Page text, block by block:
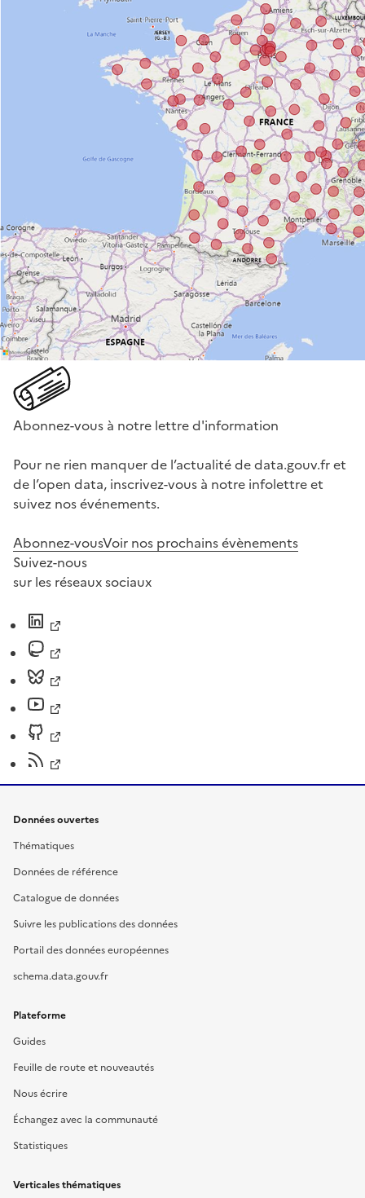
Abonnez-vous à notre lettre d'information
Pour ne rien manquer de l’actualité de data.gouv.fr et
de l’open data, inscrivez-vous à notre infolettre et
suivez nos événements.
Abonnez-vousVoir nos prochains évènements
Suivez-nous
sur les réseaux sociaux
Données ouvertes
Thématiques
Données de référence
Catalogue de données
Suivre les publications des données
Portail des données européennes
schema.data.gouv.fr
Plateforme
Guides
Feuille de route et nouveautés
Nous écrire
Échangez avec la communauté
Statistiques
Verticales thématiques